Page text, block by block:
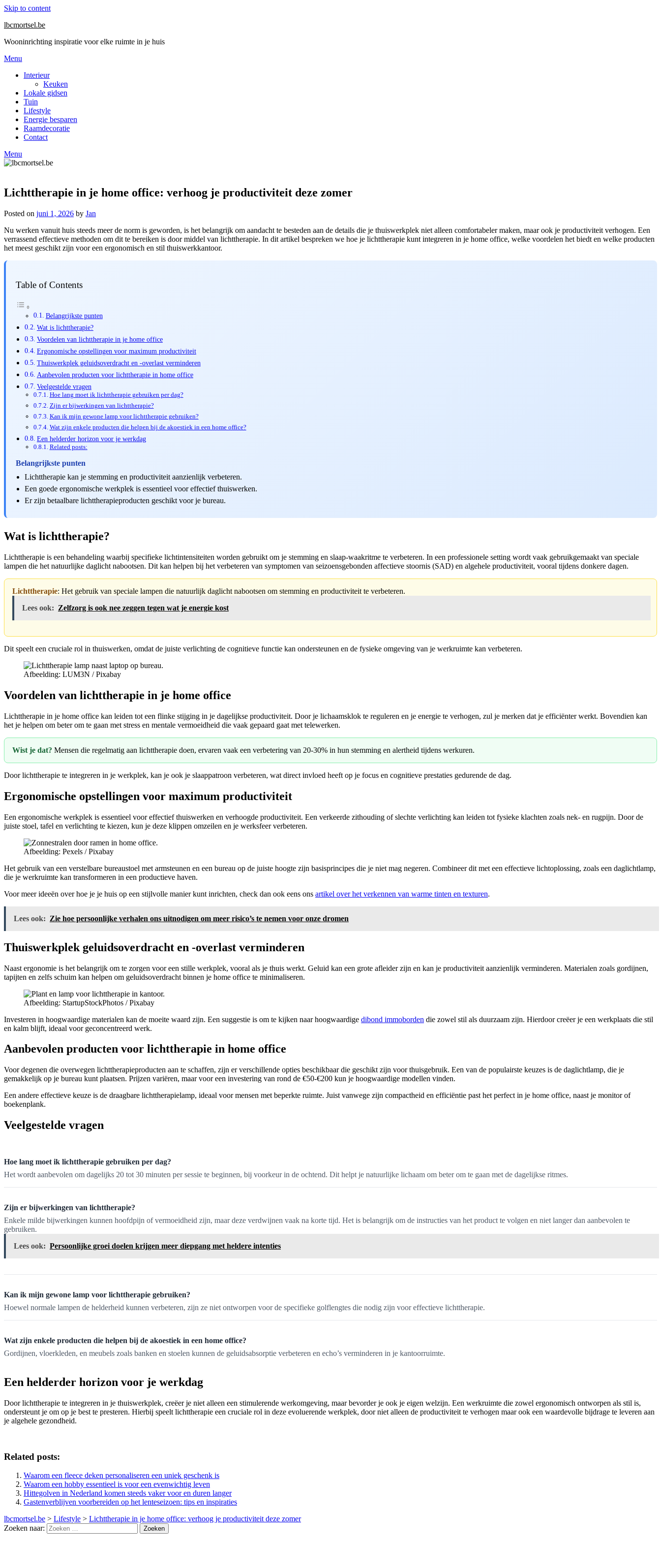
Skip to content
lbcmortsel.be
Wooninrichting inspiratie voor elke ruimte in je huis
Menu
Interieur
Keuken
Lokale gidsen
Tuin
Lifestyle
Energie besparen
Raamdecoratie
Contact
Menu
Lichttherapie in je home office: verhoog je productiviteit deze zomer
Posted on juni 1, 2026 by Jan
Nu werken vanuit huis steeds meer de norm is geworden, is het belangrijk om aandacht te besteden aan de details die je thuiswerkplek niet alleen comfortabeler maken, maar ook je productiviteit verhogen. Een
verrassend effectieve methoden om dit te bereiken is door middel van lichttherapie. In dit artikel bespreken we hoe je lichttherapie kunt integreren in je home office, welke voordelen het biedt en welke producten
het meest geschikt zijn voor een ergonomisch en stil thuiswerkkantoor.
Table of Contents
Belangrijkste punten
Wat is lichttherapie?
Voordelen van lichttherapie in je home office
Ergonomische opstellingen voor maximum productiviteit
Thuiswerkplek geluidsoverdracht en -overlast verminderen
Aanbevolen producten voor lichttherapie in home office
Veelgestelde vragen
Hoe lang moet ik lichttherapie gebruiken per dag?
Zijn er bijwerkingen van lichttherapie?
Kan ik mijn gewone lamp voor lichttherapie gebruiken?
Wat zijn enkele producten die helpen bij de akoestiek in een home office?
Een helderder horizon voor je werkdag
Related posts:
Belangrijkste punten
Lichttherapie kan je stemming en productiviteit aanzienlijk verbeteren.
Een goede ergonomische werkplek is essentieel voor effectief thuiswerken.
Er zijn betaalbare lichttherapieproducten geschikt voor je bureau.
Wat is lichttherapie?
Lichttherapie is een behandeling waarbij specifieke lichtintensiteiten worden gebruikt om je stemming en slaap-waakritme te verbeteren. In een professionele setting wordt vaak gebruikgemaakt van speciale
lampen die het natuurlijke daglicht nabootsen. Dit kan helpen bij het verbeteren van symptomen van seizoensgebonden affectieve stoornis (SAD) en algehele productiviteit, vooral tijdens donkere dagen.
Lichttherapie: Het gebruik van speciale lampen die natuurlijk daglicht nabootsen om stemming en productiviteit te verbeteren.
Lees ook: Zelfzorg is ook nee zeggen tegen wat je energie kost
Dit speelt een cruciale rol in thuiswerken, omdat de juiste verlichting de cognitieve functie kan ondersteunen en de fysieke omgeving van je werkruimte kan verbeteren.
Afbeelding: LUM3N / Pixabay
Voordelen van lichttherapie in je home office
Lichttherapie in je home office kan leiden tot een flinke stijging in je dagelijkse productiviteit. Door je lichaamsklok te reguleren en je energie te verhogen, zul je merken dat je efficiënter werkt. Bovendien kan
het je helpen om beter om te gaan met stress en mentale vermoeidheid die vaak gepaard gaat met telewerken.
Wist je dat? Mensen die regelmatig aan lichttherapie doen, ervaren vaak een verbetering van 20-30% in hun stemming en alertheid tijdens werkuren.
Door lichttherapie te integreren in je werkplek, kan je ook je slaappatroon verbeteren, wat direct invloed heeft op je focus en cognitieve prestaties gedurende de dag.
Ergonomische opstellingen voor maximum productiviteit
Een ergonomische werkplek is essentieel voor effectief thuiswerken en verhoogde productiviteit. Een verkeerde zithouding of slechte verlichting kan leiden tot fysieke klachten zoals nek- en rugpijn. Door de
juiste stoel, tafel en verlichting te kiezen, kun je deze klippen omzeilen en je werksfeer verbeteren.
Afbeelding: Pexels / Pixabay
Het gebruik van een verstelbare bureaustoel met armsteunen en een bureau op de juiste hoogte zijn basisprincipes die je niet mag negeren. Combineer dit met een effectieve lichtoplossing, zoals een daglichtlamp,
die je werkruimte kan transformeren in een productieve haven.
Voor meer ideeën over hoe je je huis op een stijlvolle manier kunt inrichten, check dan ook eens ons artikel over het verkennen van warme tinten en texturen.
Lees ook: Zie hoe persoonlijke verhalen ons uitnodigen om meer risico’s te nemen voor onze dromen
Thuiswerkplek geluidsoverdracht en -overlast verminderen
Naast ergonomie is het belangrijk om te zorgen voor een stille werkplek, vooral als je thuis werkt. Geluid kan een grote afleider zijn en kan je productiviteit aanzienlijk verminderen. Materialen zoals gordijnen,
tapijten en zelfs schuim kan helpen om geluidsoverdracht binnen je home office te minimaliseren.
Afbeelding: StartupStockPhotos / Pixabay
Investeren in hoogwaardige materialen kan de moeite waard zijn. Een suggestie is om te kijken naar hoogwaardige dibond immoborden die zowel stil als duurzaam zijn. Hierdoor creëer je een werkplaats die stil
en kalm blijft, ideaal voor geconcentreerd werk.
Aanbevolen producten voor lichttherapie in home office
Voor degenen die overwegen lichttherapieproducten aan te schaffen, zijn er verschillende opties beschikbaar die geschikt zijn voor thuisgebruik. Een van de populairste keuzes is de daglichtlamp, die je
gemakkelijk op je bureau kunt plaatsen. Prijzen variëren, maar voor een investering van rond de €50-€200 kun je hoogwaardige modellen vinden.
Een andere effectieve keuze is de draagbare lichttherapielamp, ideaal voor mensen met beperkte ruimte. Juist vanwege zijn compactheid en efficiëntie past het perfect in je home office, naast je monitor of
boekenplank.
Veelgestelde vragen
Hoe lang moet ik lichttherapie gebruiken per dag?
Het wordt aanbevolen om dagelijks 20 tot 30 minuten per sessie te beginnen, bij voorkeur in de ochtend. Dit helpt je natuurlijke lichaam om beter om te gaan met de dagelijkse ritmes.
Zijn er bijwerkingen van lichttherapie?
Enkele milde bijwerkingen kunnen hoofdpijn of vermoeidheid zijn, maar deze verdwijnen vaak na korte tijd. Het is belangrijk om de instructies van het product te volgen en niet langer dan aanbevolen te
gebruiken.
Lees ook: Persoonlijke groei doelen krijgen meer diepgang met heldere intenties
Kan ik mijn gewone lamp voor lichttherapie gebruiken?
Hoewel normale lampen de helderheid kunnen verbeteren, zijn ze niet ontworpen voor de specifieke golflengtes die nodig zijn voor effectieve lichttherapie.
Wat zijn enkele producten die helpen bij de akoestiek in een home office?
Gordijnen, vloerkleden, en meubels zoals banken en stoelen kunnen de geluidsabsorptie verbeteren en echo’s verminderen in je kantoorruimte.
Een helderder horizon voor je werkdag
Door lichttherapie te integreren in je thuiswerkplek, creëer je niet alleen een stimulerende werkomgeving, maar bevorder je ook je eigen welzijn. Een werkruimte die zowel ergonomisch ontworpen als stil is,
ondersteunt je om op je best te presteren. Hierbij speelt lichttherapie een cruciale rol in deze evoluerende werkplek, door niet alleen de productiviteit te verhogen maar ook een waardevolle bijdrage te leveren aan
je algehele gezondheid.
Related posts:
Waarom een fleece deken personaliseren een uniek geschenk is
Waarom een hobby essentieel is voor een evenwichtig leven
Hittegolven in Nederland komen steeds vaker voor en duren langer
Gastenverblijven voorbereiden op het lenteseizoen: tips en inspiraties
lbcmortsel.be > Lifestyle > Lichttherapie in je home office: verhoog je productiviteit deze zomer
Zoeken naar: